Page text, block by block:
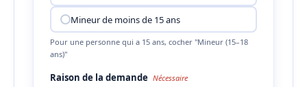
Mineur de moins de 15 ans
Pour une personne qui a 15 ans, cocher "Mineur (15–18
ans)"
Raison de la demande Nécessaire